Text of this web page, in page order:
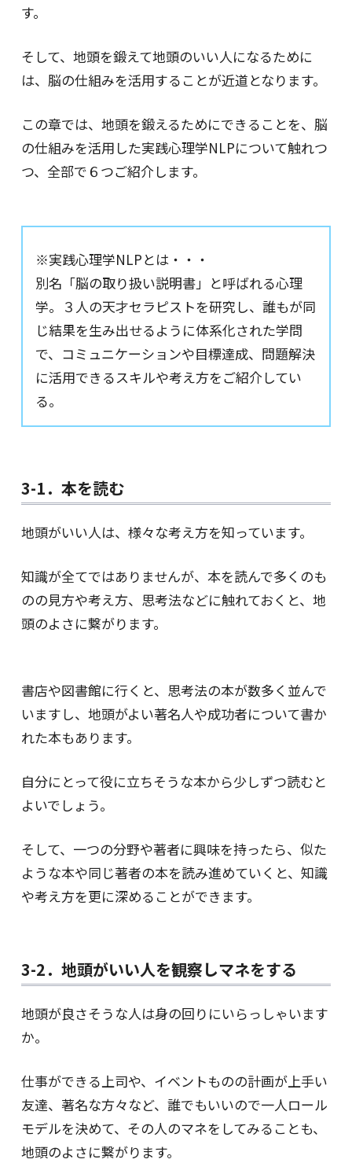
す。
そして、地頭を鍛えて地頭のいい人になるために
は、脳の仕組みを活用することが近道となります。
この章では、地頭を鍛えるためにできることを、脳
の仕組みを活用した実践心理学NLPについて触れつ
つ、全部で６つご紹介します。
※実践心理学NLPとは・・・
別名「脳の取り扱い説明書」と呼ばれる心理
学。３人の天才セラピストを研究し、誰もが同
じ結果を生み出せるように体系化された学問
で、コミュニケーションや目標達成、問題解決
に活用できるスキルや考え方をご紹介してい
る。
3-1．本を読む
地頭がいい人は、様々な考え方を知っています。
知識が全てではありませんが、本を読んで多くのも
のの見方や考え方、思考法などに触れておくと、地
頭のよさに繋がります。
書店や図書館に行くと、思考法の本が数多く並んで
いますし、地頭がよい著名人や成功者について書か
れた本もあります。
自分にとって役に立ちそうな本から少しずつ読むと
よいでしょう。
そして、一つの分野や著者に興味を持ったら、似た
ような本や同じ著者の本を読み進めていくと、知識
や考え方を更に深めることができます。
3-2．地頭がいい人を観察しマネをする
地頭が良さそうな人は身の回りにいらっしゃいます
か。
仕事ができる上司や、イベントものの計画が上手い
友達、著名な方々など、誰でもいいので一人ロール
モデルを決めて、その人のマネをしてみることも、
地頭のよさに繋がります。